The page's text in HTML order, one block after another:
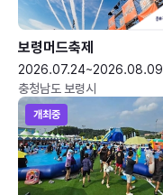
보령머드축제
2026.07.24~2026.08.09
충청남도 보령시
개최중